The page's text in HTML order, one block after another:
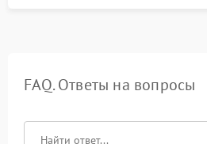
FAQ. Ответы на вопросы